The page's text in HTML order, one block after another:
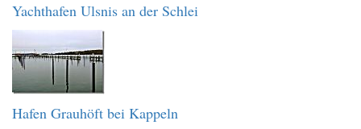
Yachthafen Ulsnis an der Schlei
Hafen Grauhöft bei Kappeln